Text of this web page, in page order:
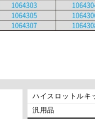
ハイスロットルキ
汎用品